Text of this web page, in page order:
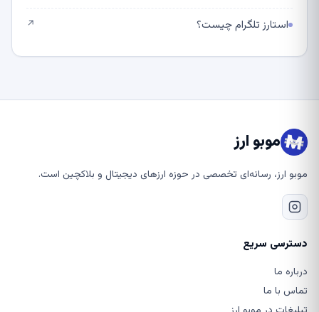
استارز تلگرام چیست؟ ↗
موبو ارز
موبو ارز، رسانه‌ای تخصصی در حوزه ارزهای دیجیتال و بلاکچین است.
دسترسی سریع
درباره ما
تماس با ما